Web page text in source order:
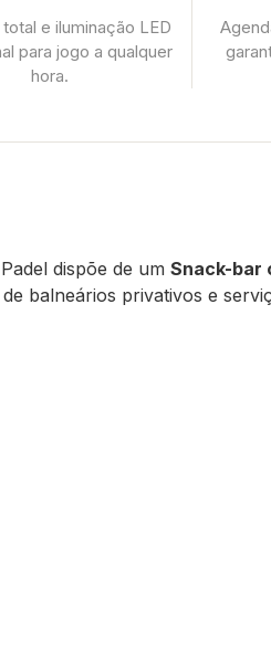
e iluminação LED
para jogo a qualquer
hora.
dispõe de um Snack-bar
balneários privativos e